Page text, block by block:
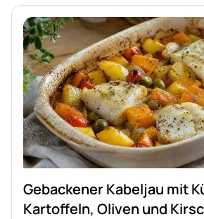
Gebackener Kabeljau mit
Kartoffeln, Oliven und